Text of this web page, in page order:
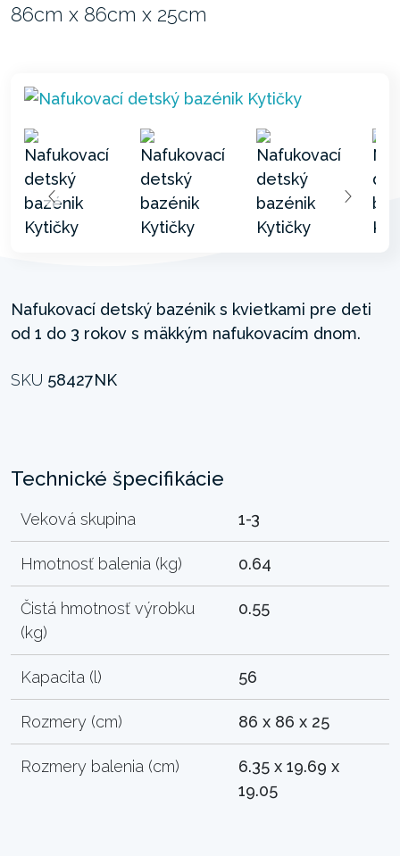
86cm x 86cm x 25cm
Nafukovací detský bazénik s kvietkami pre deti
od 1 do 3 rokov s mäkkým nafukovacím dnom.
SKU 58427NK
Technické špecifikácie
Veková skupina 1-3
Hmotnosť balenia (kg) 0.64
Čistá hmotnosť výrobku
(kg)
0.55
Kapacita (l) 56
Rozmery (cm) 86 x 86 x 25
Rozmery balenia (cm)
6.35 x 19.69 x
19.05